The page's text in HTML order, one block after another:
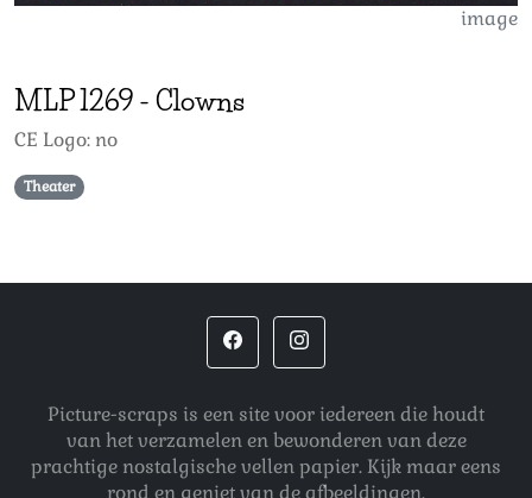
image
MLP1269 - Clowns
CE Logo: no
Theater
Picture-scraps is een site voor iedereen die houdt
van het verzamelen en bewonderen van deze
prachtige nostalgische vellen papier. Kijk maar eens
rond en geniet van de afbeeldingen.